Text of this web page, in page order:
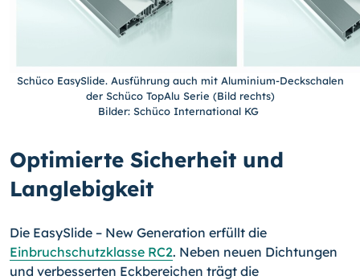
Schüco EasySlide. Ausführung auch mit Aluminium-Deckschalen
der Schüco TopAlu Serie (Bild rechts)
Bilder: Schüco International KG
Optimierte Sicherheit und
Langlebigkeit
Die EasySlide – New Generation erfüllt die
Einbruchschutzklasse RC2. Neben neuen Dichtungen
und verbesserten Eckbereichen trägt die